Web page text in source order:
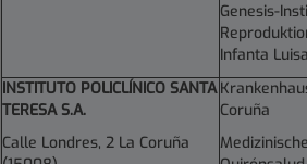
Genesis-
Infanta Luisa
INSTITUTO POLICLÍNICO SANTA
TERESA S.A.
Calle Londres, 2 La Coruña
Coruña